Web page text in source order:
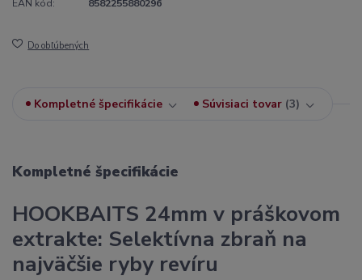
EAN kód: 8582255880296
Do obľúbených
Kompletné špecifikácie Súvisiaci tovar 3
Kompletné špecifikácie
HOOKBAITS 24mm v práškovom
extrakte: Selektívna zbraň na
najväčšie ryby revíru